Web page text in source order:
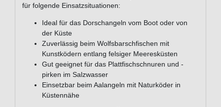
für folgende Einsatzsituationen:
Ideal für das Dorschangeln vom Boot oder von
der Küste
Zuverlässig beim Wolfsbarschfischen mit
Kunstködern entlang felsiger Meeresküsten
Gut geeignet für das Plattfischschnuren und -
pirken im Salzwasser
Einsetzbar beim Aalangeln mit Naturköder in
Küstennähe